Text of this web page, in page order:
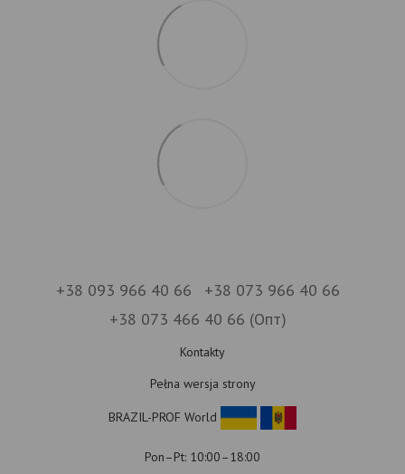
+38 093 966 40 66
+38 073 966 40 66
+38 073 466 40 66 (Опт)
Kontakty
Pełna wersja strony
BRAZIL-PROF World
Pon–Pt: 10:00–18:00